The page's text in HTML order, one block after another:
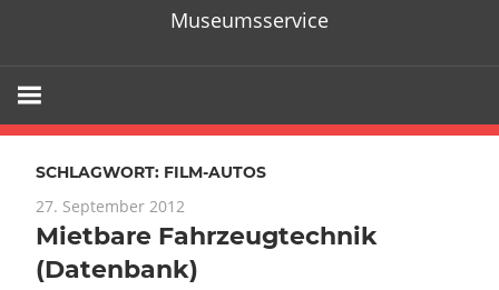
Museumsservice
SCHLAGWORT: FILM-AUTOS
27. September 2012
Mietbare Fahrzeugtechnik
(Datenbank)